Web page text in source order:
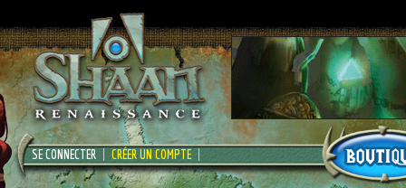
SE CONNECTER CRÉER UN COMPTE